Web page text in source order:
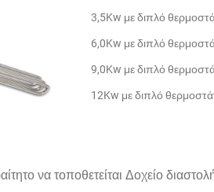
3,5Kw με διπλό
6,0Kw με διπλό
9,0Kw με διπλό
12Kw με διπλό
να τοποθετείται Δοχείο